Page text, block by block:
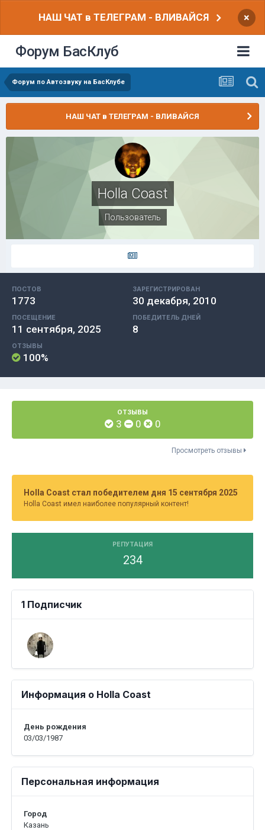
НАШ ЧАТ в ТЕЛЕГРАМ - ВЛИВАЙСЯ ×
Форум БасКлуб
Форум по Автозвуку на БасКлубе
НАШ ЧАТ в ТЕЛЕГРАМ - ВЛИВАЙСЯ
Holla Coast
Пользователь
ПОСТОВ
1773
ЗАРЕГИСТРИРОВАН
30 декабря, 2010
ПОСЕЩЕНИЕ
11 сентября, 2025
ПОБЕДИТЕЛЬ ДНЕЙ
8
ОТЗЫВЫ
100%
ОТЗЫВЫ
3 0 0
Просмотреть отзывы
Holla Coast стал победителем дня 15 сентября 2025
Holla Coast имел наиболее популярный контент!
РЕПУТАЦИЯ
234
1 Подписчик
Информация о Holla Coast
День рождения
03/03/1987
Персональная информация
Город
Казань